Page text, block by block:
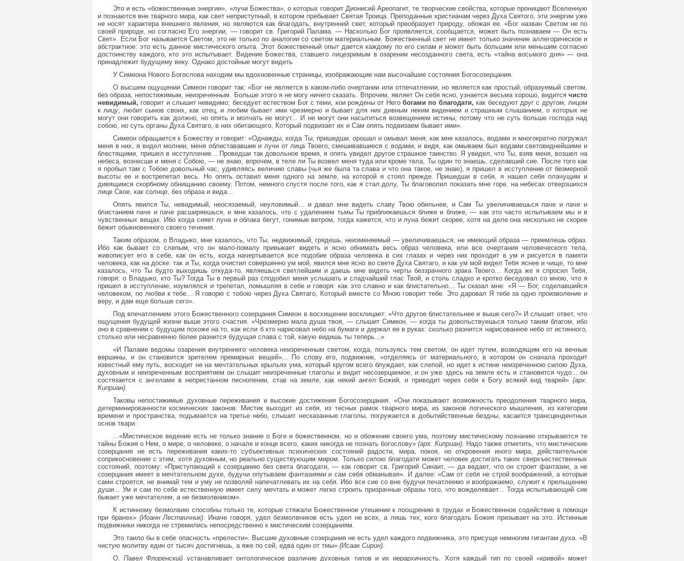
Это и есть «божественные энергии», «лучи Божества», о которых говорит Дионисий Ареопагит, те творческие свойства, которые проницают Вселенную
и познаются вне тварного мира, как свет неприступный, в котором пребывает Святая Троица. Преподанные христианам через Духа Святого, эти энергии уже
не носят характера внешнего явления, но являются как благодать, внутренний свет, который преобразует природу, обожая ее. «Бог назван Светом не по
своей природе, но согласно Его энергии, — говорит св. Григорий Палама. — Насколько Бог проявляется, сообщается, может быть познаваем — Он есть
Свет». Если Бог называется Светом, это не только по аналогии со светом материальным. Божественный свет не имеет только значение аллегорическое и
абстрактное: это есть данное мистического опыта. Этот божественный опыт дается каждому по его силам и может быть большим или меньшим согласно
достоинству каждого, кто это испытывает. Видение Божества, ставшего лицезримым в озарении несозданного света, есть «тайна восьмого дня» — она
принадлежит будущему веку. Однако достойные могут видеть
У Симеона Нового Богослова находим мы вдохновенные страницы, изображающие нам высочайшие состояния Богосозерцания.
О высшем ощущении Симеон говорит так: «Бог не является в каком-либо очертании или отпечатлении, но является как простый, образуемый светом,
без образа, непостижимым, неизреченным. Больше этого я не могу ничего сказать. Впрочем, являет Он себя ясно, узнается весьма хорошо, видится чисто
невидимый, говорит и слышит невидимо; беседует естеством Бог с теми, кои рождены от Негобогами по благодати,как беседуют друг с другом, лицом
к лицу; любит сынов своих, как отец, и любим бывает ими чрезмерно и бывает для них дивным неким видением и страшным слышанием, о которых не
могут они говорить как должно, но опять и молчать не могут... И не могут они насытиться возвещением истины, потому что не суть больше господа над
собою, но суть органы Духа Святаго, в них обитающего, Который подвизает их и Сам опять подвизаем бывает ими».
Симеон обращается к Божеству и говорит: «Однажды, когда Ты, пришедши, орошал и омывал меня, как мне казалось, водами и многократно погружал
меня в них, я видел молнии, меня облистававшие и лучи от лица Твоего, смешивавшиеся с водами, и видя, как омываем был водами световиднейшими и
блестящими, пришел в исступление... Проведши так довольное время, я опять увидел другое страшное таинство. Я увидел, что Ты, взяв меня, возшел на
небеса, вознесши и меня с Собою, — не знаю, впрочем, в теле ли Ты возвел меня туда или кроме тела, Ты один то знаешь, сделавший сие. После того как
я пробыл там с Тобою довольный час, удивляясь величию славы (чья же была та слава и что она такое, не знаю), я пришел в исступление от безмерной
высоты ее и вострепетал весь. Но опять оставил меня одного на земле, на которой я стоял прежде. Пришедши в себя, я нашел себя плачущим и
дивящимся скорбному обнищанию своему. Потом, немного спустя после того, как я стал долу, Ты благоволил показать мне горе, на небесах отверзшихся
лице Свое, как солнце, без образа и вида...
Опять явился Ты, невидимый, неосязаемый, неуловимый... и давал мне видеть славу Твою обильнее, и Сам Ты увеличиваешься паче и паче и
блистанием паче и паче расширяешься, и мне казалось, что с удалением тьмы Ты приближаешься ближе и ближе, — как это часто испытываем мы и в
чувственных вещах. Ибо когда сияет луна и облака бегут, гонимые ветром, тогда кажется, что и луна бежит скорее, хотя на деле она нисколько не скорее
бежит обыкновенного своего течения.
Таким образом, о Владыко, мне казалось, что Ты, недвижимый, грядешь, неизменяемый — увеличиваешься, не имеющий образа — приемлешь образ.
Ибо как бывает со слепым, что он мало-помалу привыкает видеть и ясно обнимать весь образ человека, или все очертания человеческого тела,
живописует его в себе, как он есть, когда начертывается все подобие образа человека в сих глазах и через них проходит в ум и рисуется в памяти
человека, как на доске: так и Ты, когда очистил совершенно ум мой, явился мне ясно во свете Духа Святаго, и как ум мой видел Тебя яснее и чище, то мне
казалось, что Ты будто выходишь откуда-то, являешься светлейшим и даешь мне видеть черты беззрачного зрака Твоего... Когда же я спросил Тебя,
говоря: о Владыко, кто Ты? Тогда Ты в первый раз сподобил меня услышать и сладчайший глас Твой, и столь сладко и кротко беседовал со мною, что я
пришел в исступление, изумлялся и трепетал, помышляя в себе и говоря: как это славно и как блистательно... Ты сказал мне: «Я — Бог, соделавшийся
человеком, по любви к тебе... Я говорю с тобою через Духа Святаго, Который вместе со Мною говорит тебе. Это даровал Я тебе за одно произволение и
веру, и дам еще больше сего».
Под впечатлением этого Божественного созерцания Симеон в восхищении восклицает: «Что другое блистательнее и выше сего?» И слышит ответ, что
ощущения будущей жизни выше этого счастия. «Чрезмерно мала душа твоя, — слышит Симеон, — когда ты довольствуешься только таким благом, ибо
оно в сравнении с будущим похоже на то, как если б кто нарисовал небо на бумаге и держал ее в руках: сколько разнится нарисованное небо от истинного,
столько или несравненно более разнится будущая слава с той, какую видишь ты теперь...»
«И Паламе ведомы озарения внутреннего человека неизреченным светом, когда, пользуясь тем светом, он идет путем, возводящим его на вечные
вершины, и он становится зрителем премирных вещей»... По слову его, подвижник, «отделяясь от материального, в котором он сначала проходит
известный ему путь, восходит не на мечтательных крыльях ума, который кругом всего блуждает, как слепой, но идет к истине неизреченною силою Духа,
духовным и неизреченным восприятием он слышит неизреченные глаголы и видит несозерцаемое, и он уже здесь на земле есть и становится чудо... он
состязается с ангелами в непрестанном песнопении, став на земле, как некий ангел Божий, и приводит через себя к Богу всякий вид тварей» (арх.
Киприан).
Таковы непостижимые духовные переживания и высокие достижения Богосозерцания. «Они показывают возможность преодоления тварного мира,
детерминированности космических законов. Мистик выходит из себя, из тесных рамок тварного мира, из законов логического мышления, из категории
времени и пространства, подымается на третье небо, слышит несказанные глаголы, погружается в добытийственные бездны, касается трансцендентных
основ твари.
...«Мистическое ведение есть не только знание о Боге и божественном, но и обожение своего ума, поэтому мистическому познанию открываются те
тайны Божия о Нем, о мире, о человеке, о начале и конце всего, каких никогда не познать богослову» (арх. Киприан). Надо также отметить, что мистические
созерцания не есть переживания каких-то субъективных психических состояний радости, мира, покоя, но откровения иного мира, действительное
соприкосновение с этим, хотя духовным, но реально существующим миром. Только силою благодати может человек достигать таких сверхъестественных
состояний, поэтому: «Приступающий к созерцанию без света благодати, — как говорит св. Григорий Синаит, — да ведает, что он строит фантазии, а не
созерцания имеет в мечтательном духе, будучи опутываем фантазиями и сам себя обманывая». И далее: «Сам от себя не строй воображений, а которые
сами строятся, не внимай тем и уму не позволяй напечатлевать их на себя. Ибо все сие со вне будучи печатлеемо и воображаемо, служит к прельщению
души... Ум и сам по себе естественную имеет силу мечтать и может легко строить призрачные образы того, что вожделевает... Тогда испытывающий сие
бывает уже мечтателем, а не безмолвником».
К истинному безмолвию способны только те, которые стяжали Божественное утешение к поощрению в трудах и Божественное содействие в помощи
при бранех» (Иоанн Лествичник). Иначе говоря, удел безмолвников есть удел не всех, а лишь тех, кого благодать Божия призывает на это. Истинные
подвижники никогда не стремились непосредственно к мистическим созерцаниям.
Это таило бы в себе опасность «прелести». Высшие духовные созерцания не есть удел каждого подвижника, это присуще немногим гигантам духа. «В
чистую молитву един от тысяч достигнешь, а яже по сей, едва один от тмы» (Исаак Сирин).
О.Павел Флоренский устанавливает онтологическое различие духовных типов и их иерархичность. Хотя каждый тип по своей «кривой» может